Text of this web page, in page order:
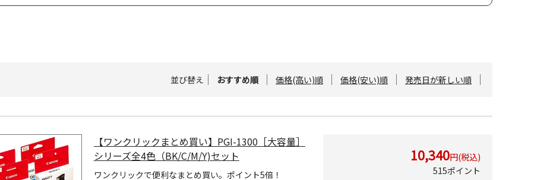
並び替え おすすめ順 価格(高い)順 価格(安い)順 発売日が新しい順
【ワンクリックまとめ買い】PGI-1300［大容量］
シリーズ全4色（BK/C/M/Y)セット
ワンクリックで便利なまとめ買い。ポイント5倍！
10,340円(税込)
515ポイント